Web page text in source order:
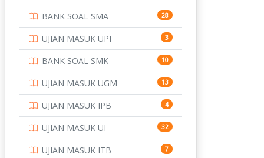
INSTITUT TEKNOLOGI
SUMATERA
9
IPDN / STPDN 148
PENDIDIKAN 943
PERBANKAN 3
POLRI 169
POLTEK SSN 7
4
BANK SOAL SMA 28
UJIAN MASUK UPI 3
BANK SOAL SMK 10
UJIAN MASUK UGM 13
UJIAN MASUK IPB 4
UJIAN MASUK UI 32
UJIAN MASUK ITB 7